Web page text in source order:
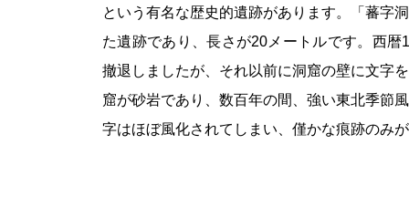
という有名な歴史的遺跡があります。「蕃字
た遺跡であり、長さが20メートルです。西
撤退しましたが、それ以前に洞窟の壁に文字
窟が砂岩であり、数百年の間、強い東北季節
字はほぼ風化されてしまい、僅かな痕跡のみ